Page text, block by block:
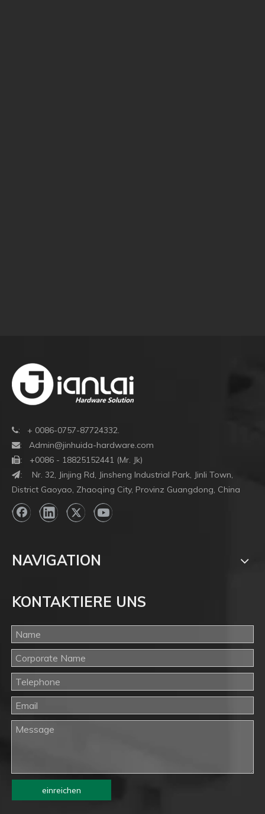
: + 0086-0757-87724332.
: Admin@jinhuida-hardware.com
: +0086 - 18825152441 (Mr. Jk)
: Nr. 32, Jinjing Rd, Jinsheng Industrial Park, Jinli Town,
District Gaoyao, Zhaoqing City, Provinz Guangdong, China
NAVIGATION
KONTAKTIERE UNS
einreichen